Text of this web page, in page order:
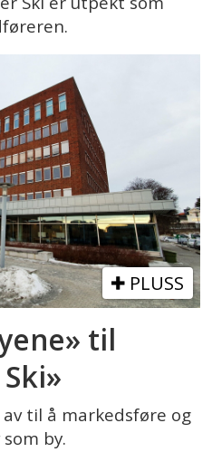
PLUSS
til
til å markedsføre og
by.